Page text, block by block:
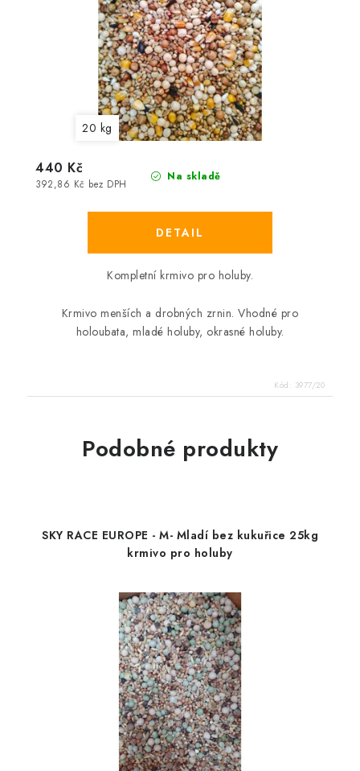
20 kg
Na skladě
392,86 Kč bez DPH
440 Kč
Kompletní krmivo pro holuby.
Krmivo menších a drobných zrnin. Vhodné pro
holoubata, mladé holuby, okrasné holuby.
Kód: 3977/20
Podobné produkty
SKY RACE EUROPE - M- Mladí bez kukuřice 25kg
krmivo pro holuby